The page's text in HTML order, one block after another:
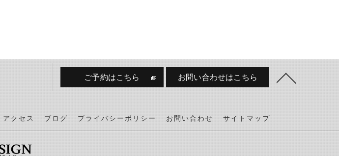
ご予約はこちら お問い合わせはこちら
アクセス ブログ プライバシーポリシー お問い合わせ サイトマップ